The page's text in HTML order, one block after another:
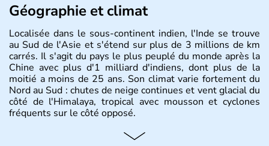
Géographie et climat
Localisée dans le sous-continent indien, l'Inde se trouve
au Sud de l'Asie et s'étend sur plus de 3 millions de km
carrés. Il s'agit du pays le plus peuplé du monde après la
Chine avec plus d'1 milliard d'indiens, dont plus de la
moitié a moins de 25 ans. Son climat varie fortement du
Nord au Sud : chutes de neige continues et vent glacial du
côté de l'Himalaya, tropical avec mousson et cyclones
fréquents sur le côté opposé.
Histoire et administration